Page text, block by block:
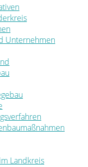
Unternehmen
Landkreis